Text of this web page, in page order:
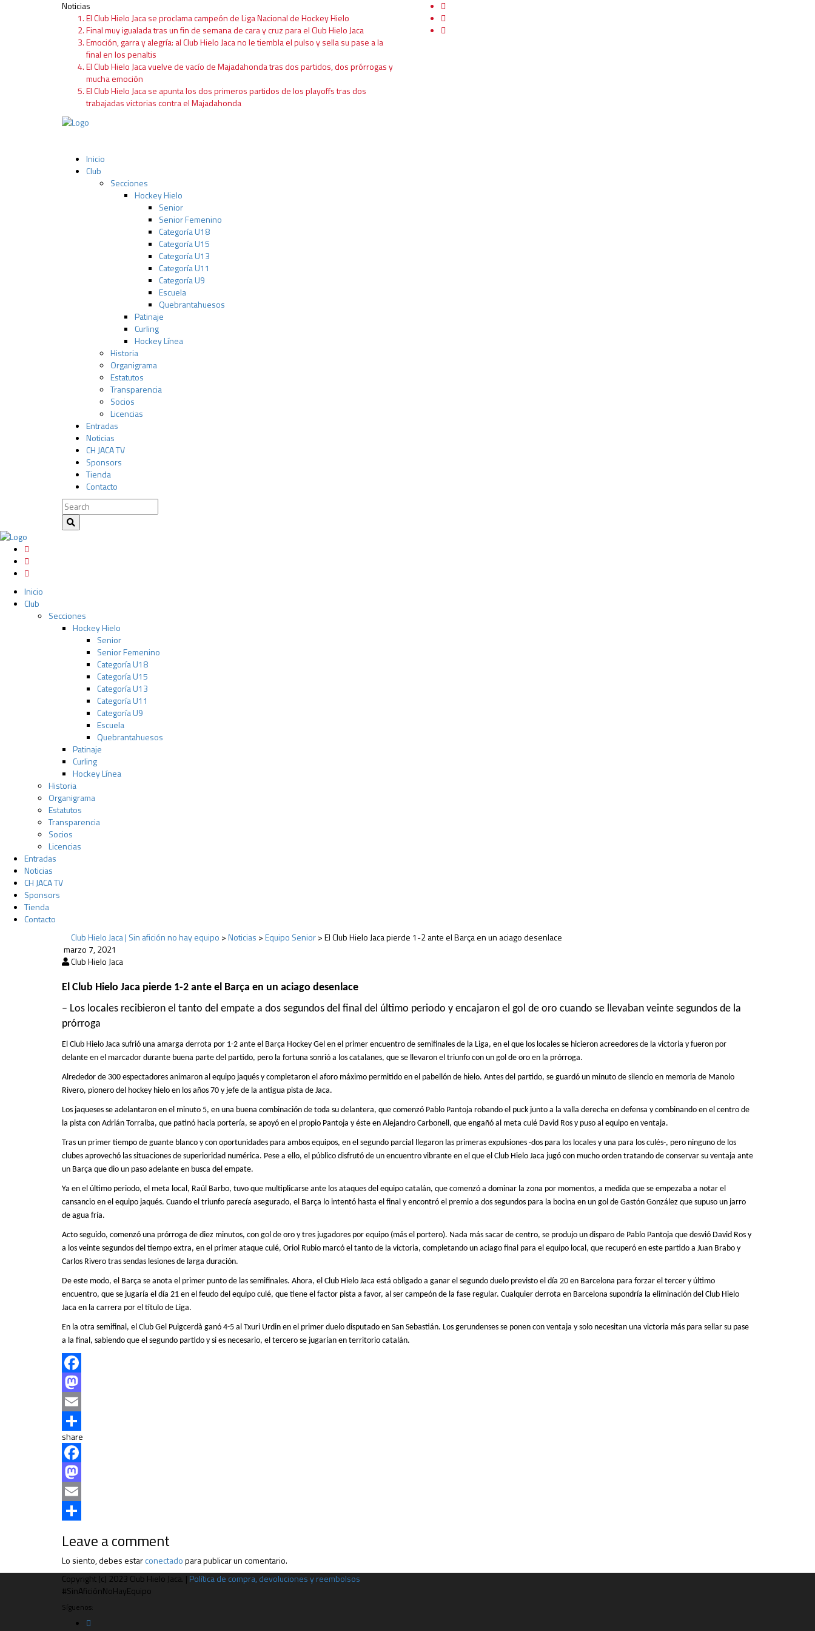
Noticias
El Club Hielo Jaca se proclama campeón de Liga Nacional de Hockey Hielo
Final muy igualada tras un fin de semana de cara y cruz para el Club Hielo Jaca
Emoción, garra y alegría: al Club Hielo Jaca no le tiembla el pulso y sella su pase a la
final en los penaltis
El Club Hielo Jaca vuelve de vacío de Majadahonda tras dos partidos, dos prórrogas y
mucha emoción
El Club Hielo Jaca se apunta los dos primeros partidos de los playoffs tras dos
trabajadas victorias contra el Majadahonda
Inicio
Club
Secciones
Hockey Hielo
Senior
Senior Femenino
Categoría U18
Categoría U15
Categoría U13
Categoría U11
Categoría U9
Escuela
Quebrantahuesos
Patinaje
Curling
Hockey Línea
Historia
Organigrama
Estatutos
Transparencia
Socios
Licencias
Entradas
Noticias
CH JACA TV
Sponsors
Tienda
Contacto
Inicio
Club
Secciones
Hockey Hielo
Senior
Senior Femenino
Categoría U18
Categoría U15
Categoría U13
Categoría U11
Categoría U9
Escuela
Quebrantahuesos
Patinaje
Curling
Hockey Línea
Historia
Organigrama
Estatutos
Transparencia
Socios
Licencias
Entradas
Noticias
CH JACA TV
Sponsors
Tienda
Contacto
Club Hielo Jaca | Sin afición no hay equipo >Noticias >Equipo Senior>El Club Hielo Jaca pierde 1-2 ante el Barça en un aciago desenlace
marzo 7, 2021
Club Hielo Jaca
El Club Hielo Jaca pierde 1-2 ante el Barça en un aciago desenlace
– Los locales recibieron el tanto del empate a dos segundos del final del último periodo y encajaron el gol de oro cuando se llevaban veinte segundos de la
prórroga
El Club Hielo Jaca sufrió una amarga derrota por 1-2 ante el Barça Hockey Gel en el primer encuentro de semifinales de la Liga, en el que los locales se hicieron acreedores de la victoria y fueron por
delante en el marcador durante buena parte del partido, pero la fortuna sonrió a los catalanes, que se llevaron el triunfo con un gol de oro en la prórroga.
Alrededor de 300 espectadores animaron al equipo jaqués y completaron el aforo máximo permitido en el pabellón de hielo. Antes del partido, se guardó un minuto de silencio en memoria de Manolo
Rivero, pionero del hockey hielo en los años 70 y jefe de la antigua pista de Jaca.
Los jaqueses se adelantaron en el minuto 5, en una buena combinación de toda su delantera, que comenzó Pablo Pantoja robando el puck junto a la valla derecha en defensa y combinando en el centro de
la pista con Adrián Torralba, que patinó hacia portería, se apoyó en el propio Pantoja y éste en Alejandro Carbonell, que engañó al meta culé David Ros y puso al equipo en ventaja.
Tras un primer tiempo de guante blanco y con oportunidades para ambos equipos, en el segundo parcial llegaron las primeras expulsiones -dos para los locales y una para los culés-, pero ninguno de los
clubes aprovechó las situaciones de superioridad numérica. Pese a ello, el público disfrutó de un encuentro vibrante en el que el Club Hielo Jaca jugó con mucho orden tratando de conservar su ventaja ante
un Barça que dio un paso adelante en busca del empate.
Ya en el último periodo, el meta local, Raúl Barbo, tuvo que multiplicarse ante los ataques del equipo catalán, que comenzó a dominar la zona por momentos, a medida que se empezaba a notar el
cansancio en el equipo jaqués. Cuando el triunfo parecía asegurado, el Barça lo intentó hasta el final y encontró el premio a dos segundos para la bocina en un gol de Gastón González que supuso un jarro
de agua fría.
Acto seguido, comenzó una prórroga de diez minutos, con gol de oro y tres jugadores por equipo (más el portero). Nada más sacar de centro, se produjo un disparo de Pablo Pantoja que desvió David Ros y
a los veinte segundos del tiempo extra, en el primer ataque culé, Oriol Rubio marcó el tanto de la victoria, completando un aciago final para el equipo local, que recuperó en este partido a Juan Brabo y
Carlos Rivero tras sendas lesiones de larga duración.
De este modo, el Barça se anota el primer punto de las semifinales. Ahora, el Club Hielo Jaca está obligado a ganar el segundo duelo previsto el día 20 en Barcelona para forzar el tercer y último
encuentro, que se jugaría el día 21 en el feudo del equipo culé, que tiene el factor pista a favor, al ser campeón de la fase regular. Cualquier derrota en Barcelona supondría la eliminación del Club Hielo
Jaca en la carrera por el título de Liga.
En la otra semifinal, el Club Gel Puigcerdà ganó 4-5 al Txuri Urdin en el primer duelo disputado en San Sebastián. Los gerundenses se ponen con ventaja y solo necesitan una victoria más para sellar su pase
a la final, sabiendo que el segundo partido y si es necesario, el tercero se jugarían en territorio catalán.
Facebook
Mastodon
Email
Compartir
share
Facebook
Mastodon
Email
Leave a comment
Lo siento, debes estarconectadopara publicar un comentario.
Copyright (c) 2023 Club Hielo Jaca. | Política de compra, devoluciones y reembolsos
#SinAficiónNoHayEquipo
Síguenos: